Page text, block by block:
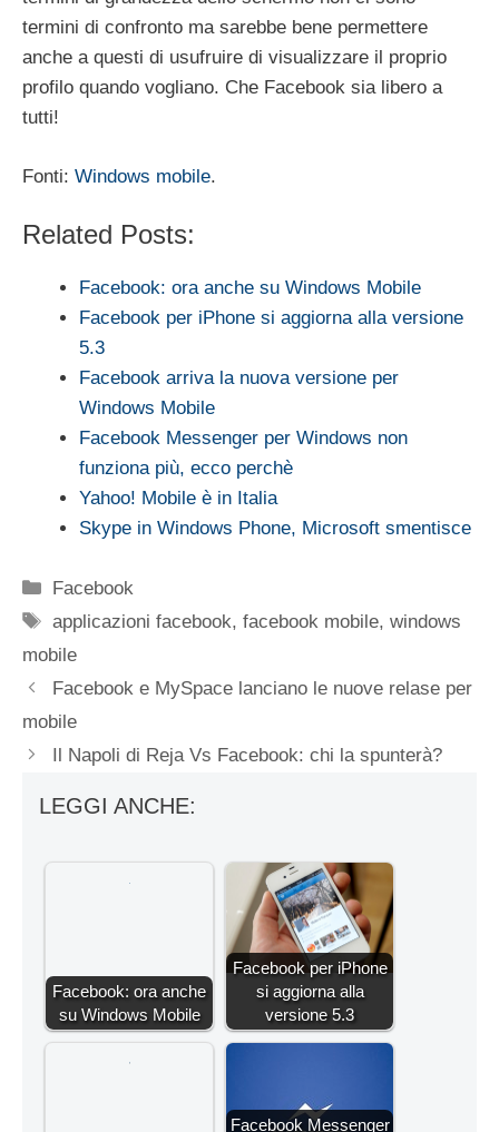
termini di confronto ma sarebbe bene permettere
anche a questi di usufruire di visualizzare il proprio
profilo quando vogliano. Che Facebook sia libero a
tutti!
Fonti: Windows mobile.
Related Posts:
Facebook: ora anche su Windows Mobile
Facebook per iPhone si aggiorna alla versione
5.3
Facebook arriva la nuova versione per
Windows Mobile
Facebook Messenger per Windows non
funziona più, ecco perchè
Yahoo! Mobile è in Italia
Skype in Windows Phone, Microsoft smentisce
Categorie
Facebook
Tag
applicazioni facebook,facebook mobile,windows
mobile
Facebook e MySpace lanciano le nuove relase per
mobile
Il Napoli di Reja Vs Facebook: chi la spunterà?
LEGGI ANCHE:
Facebook: ora anche
su Windows Mobile
Facebook per iPhone
si aggiorna alla
versione 5.3
Facebook Messenger